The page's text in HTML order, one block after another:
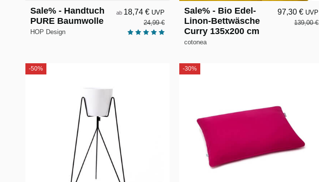
Sale% - Handtuch
PURE Baumwolle
HOP Design
ab 18,74 € UVP
24,99 €
Sale% - Bio Edel-
Linon-Bettwäsche
Curry 135x200 cm
cotonea
97,30 € UVP
139,00 €
-50% -30%